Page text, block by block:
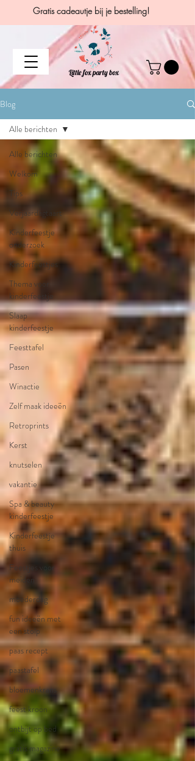
Gratis cadeautje bij je bestelling!
Blog
Alle berichten
Welkom
Tips
Verjaardagtaart
Kinderfeestje
onderzoek
Kinderfeestjes
Thema voor
kinderfeestje
Slaap
kinderfeestje
Feesttafel
Pasen
Winactie
Zelf maak ideeën
Retroprints
Kerst
knutselen
vakantie
Spa & beauty
kinderfeestje
Kinderfeestje
thuis
Feestjes voor
meiden
moederdag
fun ideeën met
een stolp
paas recept
paastafel
bloemenkrans
feest kroon
ontbijt op bed
gratis magazine
Alle berichten